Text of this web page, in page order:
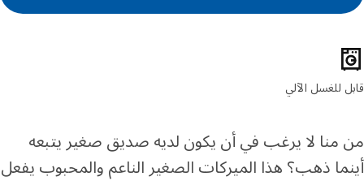
المنتج
للغسل الآلي
منا لا يرغب في أن يكون لديه صديق صغير يتبعه
ذهب؟ هذا الميركات الصغير الناعم والمحبوب يفعل